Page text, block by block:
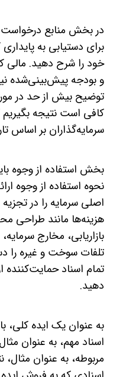
در بخش منابع درخواست
برای دستیابی به
خود را شرح دهید. مالی
و بودجه پیش‌بینی‌شده
توضیح بیش از حد در
سرمایه‌گذاران بر اساس
بخش استفاده از وجوه
نحوه استفاده از وجوه
اصلی سرمایه را در
هزینه‌ها مانند طراحی
بازاریابی، مخارج
تلفات سوخت و غیره را
تمام اسناد حمایت‌کننده
دهید.
به عنوان یک ایده کلی،
اسناد مهم، به عنوان
مربوطه، به عنوان